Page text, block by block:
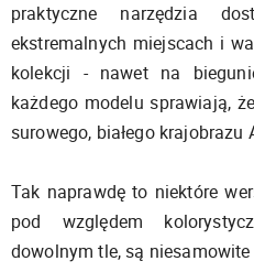
praktyczne narzędzia
ekstremalnych miejscach i
kolekcji - nawet na
każdego modelu sprawiają,
surowego, białego krajobrazu
Tak naprawdę to niektóre
pod względem
dowolnym tle, są